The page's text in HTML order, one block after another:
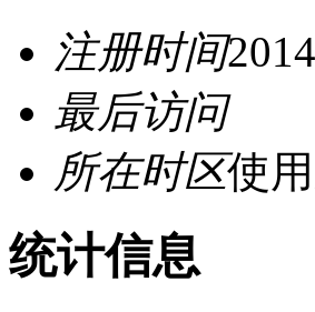
注册时间
最后访问
所在时区使
统计信息